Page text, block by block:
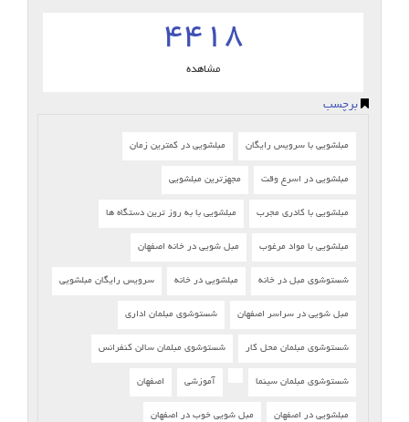
4418
مشاهده
برچسب
مبلشویی با سرویس رایگان مبلشویی در کمترین زمان
مبلشویی در اسرع وقت مجهزترین مبلشویی
مبلشویی با کادری مجرب مبلشویی با به روز ترین دستگاه ها
مبلشویی با مواد مرغوب مبل شویی در خانه اصفهان
شستوشوی مبل در خانه مبلشویی در خانه سرویس رایگان مبلشویی
مبل شویی در سراسر اصفهان شستوشوی مبلمان اداری
شستوشوی مبلمان محل کار شستوشوی مبلمان سالن کنفرانس
شستوشوی مبلمان سینما آموزشی اصفهان
مبلشویی در اصفهان مبل شویی خوب در اصفهان